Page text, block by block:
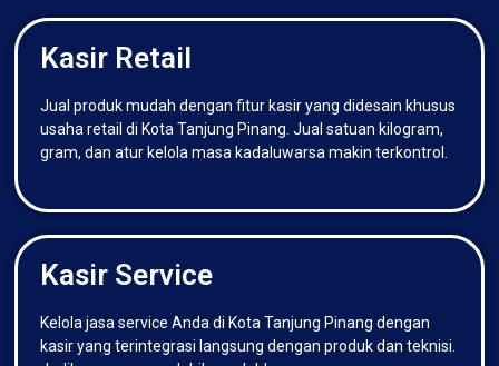
Kasir Retail
Jual produk mudah dengan fitur kasir yang didesain khusus
usaha retail di Kota Tanjung Pinang. Jual satuan kilogram,
gram, dan atur kelola masa kadaluwarsa makin terkontrol.
Kasir Service
Kelola jasa service Anda di Kota Tanjung Pinang dengan
kasir yang terintegrasi langsung dengan produk dan teknisi.